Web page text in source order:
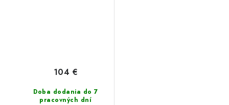
Doba dodania do 7
pracovných dní
104 €